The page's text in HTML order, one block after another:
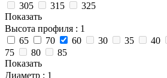
305
315
325
Показать
Высота профиля : 1
65
70 60 30 35 40
75
80
85
Показать
Диаметр : 1